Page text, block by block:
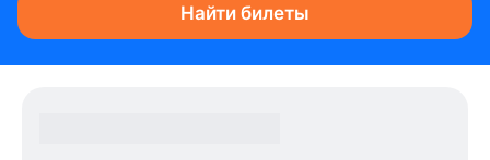
Найти билеты